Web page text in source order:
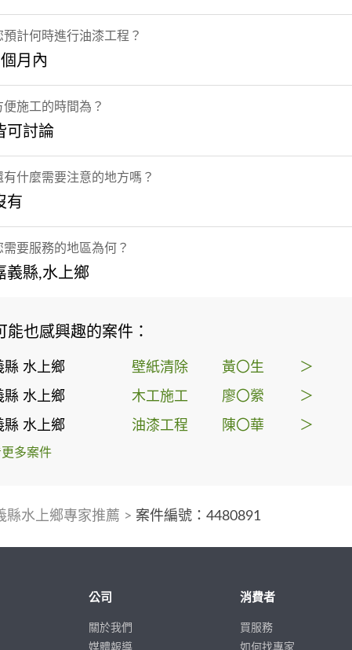
預計何時進行油漆工程？
月內
便施工的時間為？
可討論
有什麼需要注意的地方嗎？
有
需要服務的地區為何？
義縣,水上鄉
能也感興趣的案件：
縣 水上鄉 壁紙清除 黃〇生 ＞
縣 水上鄉 木工施工 廖〇縈 ＞
縣 水上鄉 油漆工程 陳〇華 ＞
多案件
縣水上鄉專家推薦 > 案件編號：4480891
公司
關於我們
媒體報導
消費者
買服務
如何找專家